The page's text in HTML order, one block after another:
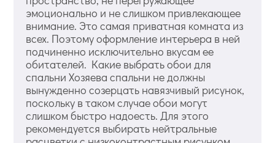
эмоционально и не слишком привлекающее
внимание. Это самая приватная комната из
всех. Поэтому оформление интерьера в ней
подчиненно исключительно вкусам ее
обитателей. Какие выбрать обои для
спальни Хозяева спальни не должны
вынужденно созерцать навязчивый рисунок,
поскольку в таком случае обои могут
слишком быстро надоесть. Для этого
рекомендуется выбирать нейтральные